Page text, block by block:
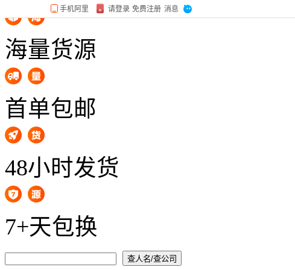
海量货源
首单包邮
48小时发货
7+天包换
查人名/查公司